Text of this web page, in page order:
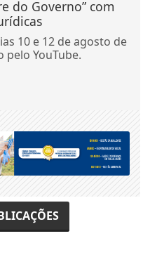
do Governo” com
10 e 12 de agosto de
pelo YouTube.